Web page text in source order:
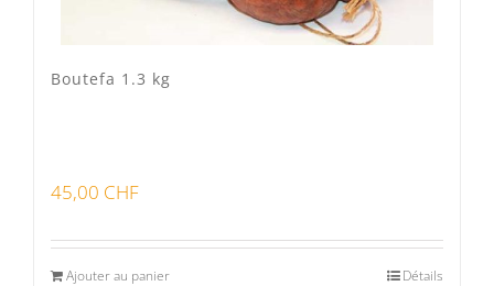
Retrait à Sévery(0)
Préparations viandes(0)
Boutefa 1.3 kg
45,00 CHF
Ajouter au panier Détails